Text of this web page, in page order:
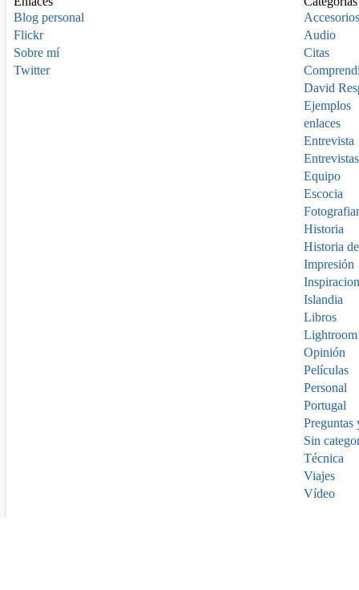
Blog personal
Flickr
Sobre mí
Twitter
Accesorios
Audio
Citas
David
Ejemplos
enlaces
Entrevista
Entrevistas
Equipo
Escocia
Historia
Historia
Impresión
Islandia
Libros
Lightroom
Opinión
Películas
Personal
Portugal
Preguntas
Sin
Técnica
Viajes
Vídeo